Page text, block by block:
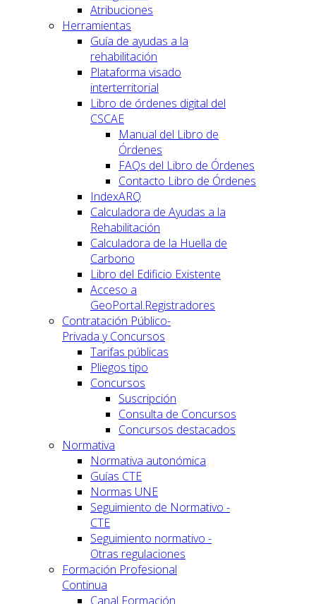
Atribuciones
Herramientas
Guía de ayudas a la
rehabilitación
Plataforma visado
interterritorial
Libro de órdenes digital del
CSCAE
Manual del Libro de
Órdenes
FAQs del Libro de Órdenes
Contacto Libro de Órdenes
IndexARQ
Calculadora de Ayudas a la
Rehabilitación
Calculadora de la Huella de
Carbono
Libro del Edificio Existente
Acceso a
GeoPortal.Registradores
Contratación Público-
Privada y Concursos
Tarifas públicas
Pliegos tipo
Concursos
Suscripción
Consulta de Concursos
Concursos destacados
Normativa
Normativa autonómica
Guías CTE
Normas UNE
Seguimiento de Normativo -
CTE
Seguimiento normativo -
Otras regulaciones
Formación Profesional
Continua
Canal Formación